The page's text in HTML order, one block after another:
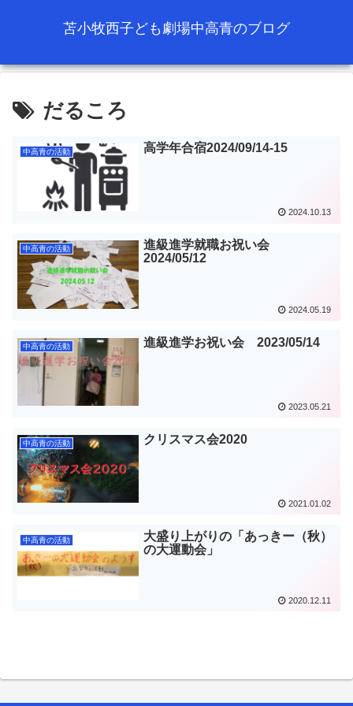
苫小牧西子ども劇場中高青のブログ
だるころ
中高青の活動 高学年合宿2024/09/14-15
2024.10.13
中高青の活動
進級進学就職お祝い会
2024/05/12
2024.05.19
中高青の活動 進級進学お祝い会 2023/05/14
2023.05.21
中高青の活動 クリスマス会2020
2021.01.02
中高青の活動
大盛り上がりの「あっきー（秋）
の大運動会」
2020.12.11